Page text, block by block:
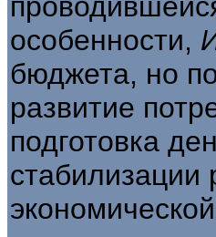
особенности,
бюджета, но
развитие
подготовка
стабилизации